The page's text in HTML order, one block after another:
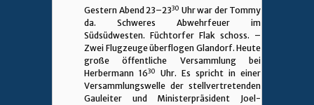
Gestern Abend 23–2330 Uhr war der Tommy
da. Schweres Abwehrfeuer im
Südsüdwesten. Füchtorfer Flak schoss. –
Zwei Flugzeuge überflogen Glandorf. Heute
große öffentliche Versammlung bei
Herbermann 1630
Uhr. Es spricht in einer
Versammlungswelle der stellvertretenden
Gauleiter und Ministerpräsident Joel-